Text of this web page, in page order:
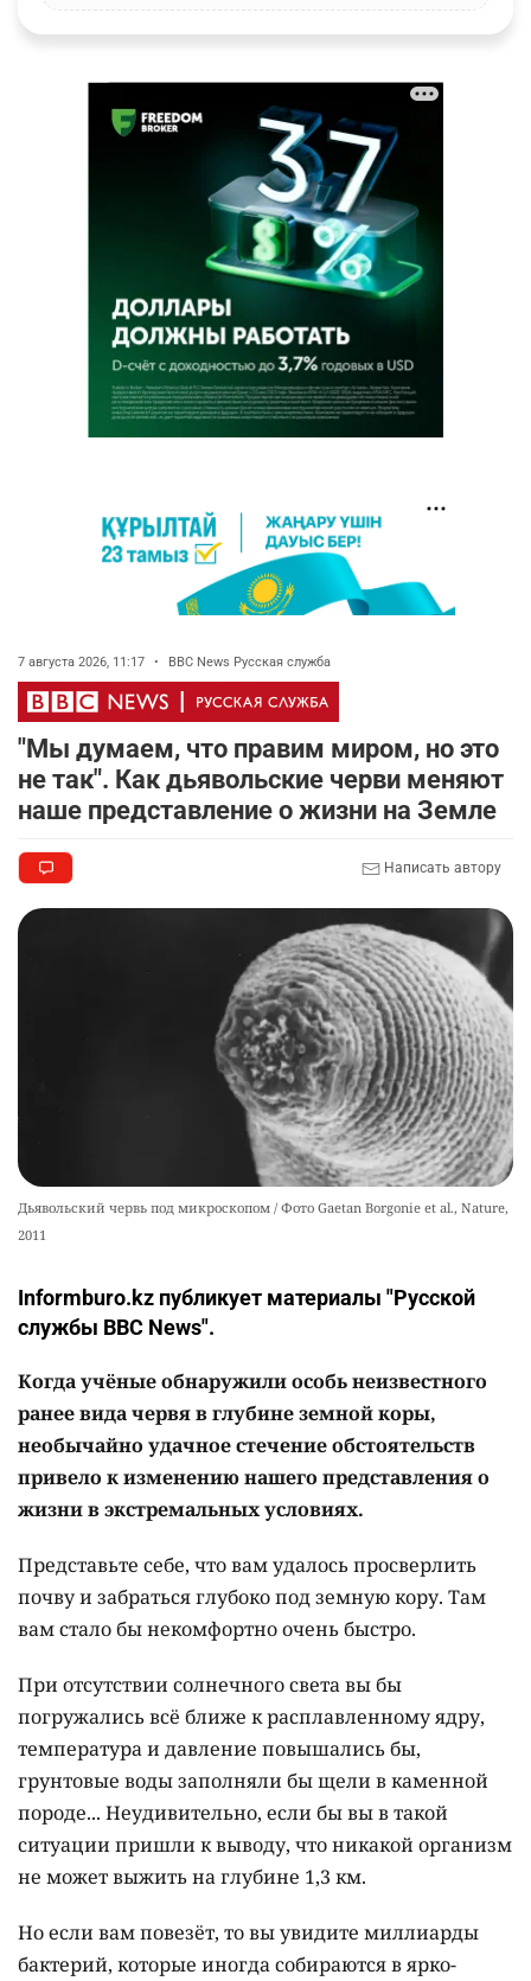
7 августа 2026, 11:17 • BBC News Русская служба
"Мы думаем, что правим миром, но это
не так". Как дьявольские черви меняют
наше представление о жизни на Земле
Написать автору
Дьявольский червь под микроскопом / Фото Gaetan Borgonie et al., Nature,
2011
Informburo.kz публикует материалы "Русской
службы BBC News".
Когда учёные обнаружили особь неизвестного
ранее вида червя в глубине земной коры,
необычайно удачное стечение обстоятельств
привело к изменению нашего представления о
жизни в экстремальных условиях.
Представьте себе, что вам удалось просверлить
почву и забраться глубоко под земную кору. Там
вам стало бы некомфортно очень быстро.
При отсутствии солнечного света вы бы
погружались всё ближе к расплавленному ядру,
температура и давление повышались бы,
грунтовые воды заполняли бы щели в каменной
породе... Неудивительно, если бы вы в такой
ситуации пришли к выводу, что никакой организм
не может выжить на глубине 1,3 км.
Но если вам повезёт, то вы увидите миллиарды
бактерий, которые иногда собираются в ярко-